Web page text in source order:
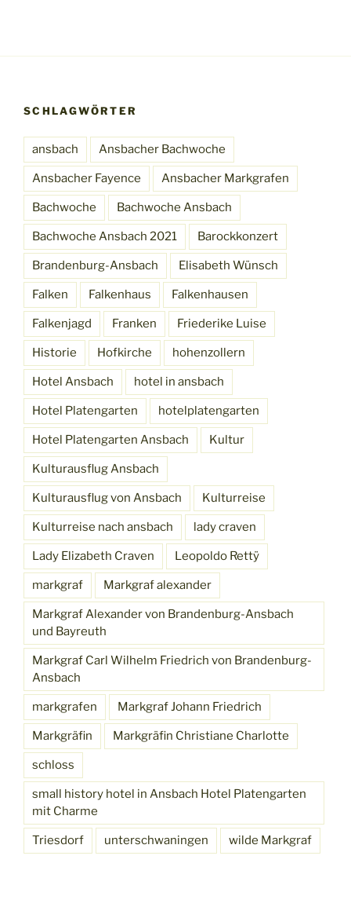
SCHLAGWÖRTER
ansbach Ansbacher Bachwoche
Ansbacher Fayence Ansbacher Markgrafen
Bachwoche Bachwoche Ansbach
Bachwoche Ansbach 2021 Barockkonzert
Brandenburg-Ansbach Elisabeth Wünsch
Falken Falkenhaus Falkenhausen
Falkenjagd Franken Friederike Luise
Historie Hofkirche hohenzollern
Hotel Ansbach hotel in ansbach
Hotel Platengarten hotelplatengarten
Hotel Platengarten Ansbach Kultur
Kulturausflug Ansbach
Kulturausflug von Ansbach Kulturreise
Kulturreise nach ansbach lady craven
Lady Elizabeth Craven Leopoldo Rettÿ
markgraf Markgraf alexander
Markgraf Alexander von Brandenburg-Ansbach
und Bayreuth
Markgraf Carl Wilhelm Friedrich von Brandenburg-
Ansbach
markgrafen Markgraf Johann Friedrich
Markgräfin Markgräfin Christiane Charlotte
schloss
small history hotel in Ansbach Hotel Platengarten
mit Charme
Triesdorf unterschwaningen wilde Markgraf